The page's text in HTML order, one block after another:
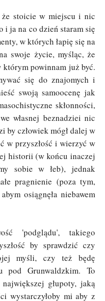
że stoicie w miejscu i nic
i ja na co dzień staram się
w których łapię się na
swoje życie, myśląc, że
którym powinnam już być.
się do znajomych i
swoją samoocenę jak
skłonności,
własnej beznadziei nic
by człowiek mógł dalej w
w przyszłość i wierzyć w
historii (w końcu inaczej
sobie w łeb), jednak
pragnienie (poza tym,
osiągnęła niebawem
'podglądu', takiego
by sprawdzić czy
myśli, czy też będę
pod Grunwaldzkim. To
głupoty, jaką
wystarczyłoby mi aby z